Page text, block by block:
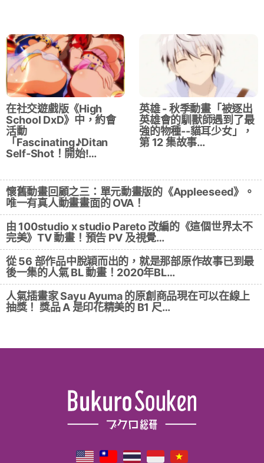
在社交遊戲版《High
School DxD》中，約會
活動
「Fascinating♪Ditan
Self-Shot！開始!…
英雄 - 秋季動畫「被逐出
英雄會的馴獸師遇到了最
強的物種--貓耳少女」，
第 12 集故事…
懷舊動畫回顧之三：單元動畫版的《Appleeseed》。
唯一有真人動畫畫面的 OVA！
由 100studio x studio Pareto 改編的《這個世界太不
完美》TV 動畫！預告 PV 及視覺…
從 56 部作品中脫穎而出的，就是那部原作故事已到最
後一集的人氣 BL 動畫！2020年BL…
人氣插畫家 Sayu Ayuma 的原創商品現在可以在線上
抽獎！ 獎品 A 是印花精美的 B1 尺…